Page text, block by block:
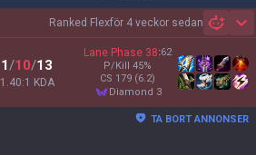
Ranked Flexför 4 veckor sedan
1/10/13
1.40:1 KDA
Lane Phase 38:62
P/Kill 45%
CS 179 (6.2)
diamond 3
TA BORT ANNONSER